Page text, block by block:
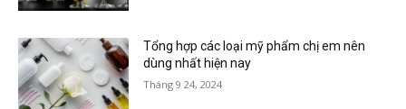
Tổng hợp các loại mỹ phẩm chị em nên
dùng nhất hiện nay
Tháng 9 24, 2024